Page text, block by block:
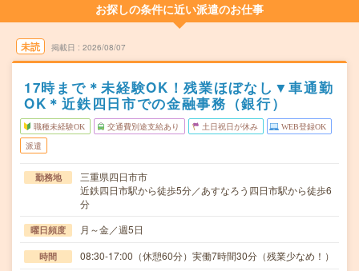
お探しの条件に近い派遣のお仕事
未読 掲載日 2026/08/07
17時まで＊未経験OK！残業ほぼなし▼車通勤
OK＊近鉄四日市での金融事務（銀行）
職種未経験OK 交通費別途支給あり 土日祝日が休み WEB登録OK
派遣
勤務地
三重県四日市市
近鉄四日市駅から徒歩5分／あすなろう四日市駅から徒歩6
分
曜日頻度 月～金／週5日
時間 08:30-17:00（休憩60分）実働7時間30分（残業少なめ！）